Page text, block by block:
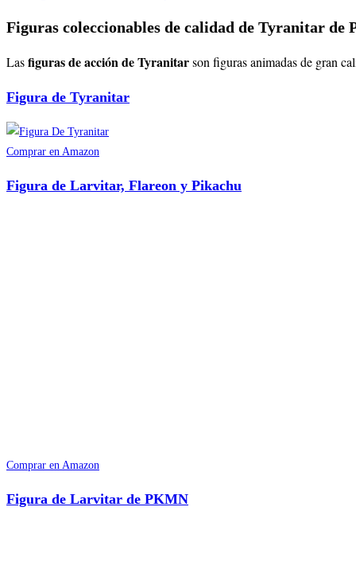
Figuras coleccionables de calidad de Tyranitar de
Lasfiguras de acción de Tyranitarson figuras animadas de gran
Figura de Tyranitar
Comprar en Amazon
Figura de Larvitar, Flareon y Pikachu
Comprar en Amazon
Figura de Larvitar de PKMN